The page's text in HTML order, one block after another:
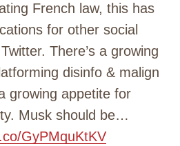
French law, this has
for other social
There’s a growing
disinfo & malign
growing appetite for
Musk should be…
GyPMquKtKV